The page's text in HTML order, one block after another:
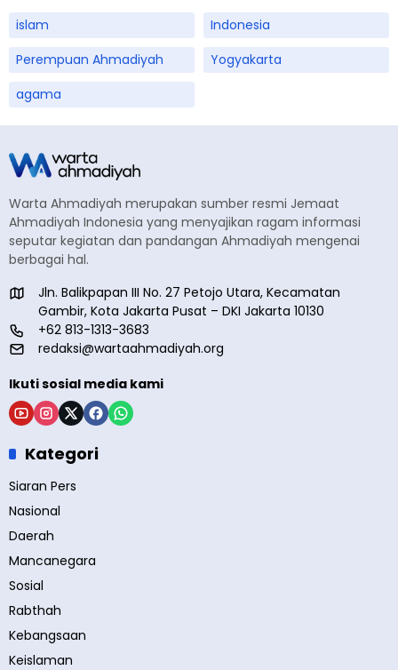
islam
Indonesia
Perempuan Ahmadiyah
Yogyakarta
agama
Warta Ahmadiyah merupakan sumber resmi Jemaat
Ahmadiyah Indonesia yang menyajikan ragam informasi
seputar kegiatan dan pandangan Ahmadiyah mengenai
berbagai hal.
Jln. Balikpapan III No. 27 Petojo Utara, Kecamatan
Gambir, Kota Jakarta Pusat – DKI Jakarta 10130
+62 813-1313-3683
redaksi@wartaahmadiyah.org
Ikuti sosial media kami
Kategori
Siaran Pers
Nasional
Daerah
Mancanegara
Sosial
Rabthah
Kebangsaan
Keislaman